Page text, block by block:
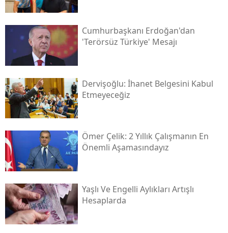
Cumhurbaşkanı Erdoğan'dan
'terörsüz Türkiye' Mesajı
Dervişoğlu: İhanet Belgesini Kabul
Etmeyeceğiz
Ömer Çelik: 2 Yıllık Çalışmanın En
Önemli Aşamasındayız
Yaşlı Ve Engelli Aylıkları Artışlı
Hesaplarda